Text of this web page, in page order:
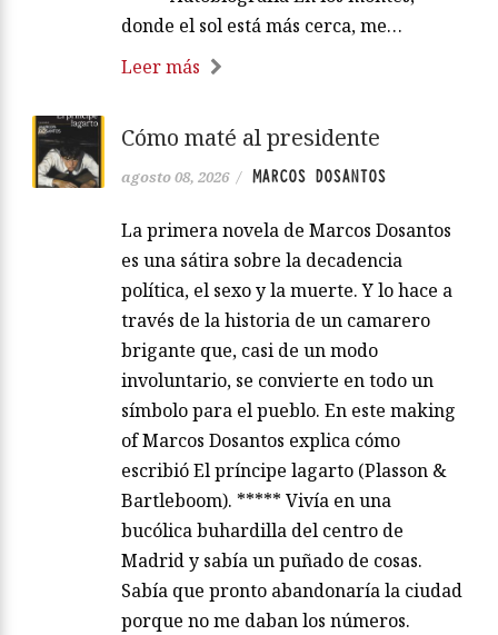
donde el sol está más cerca, me…
Leer más
Cómo maté al presidente
agosto 08, 2026 / MARCOS DOSANTOS
La primera novela de Marcos Dosantos
es una sátira sobre la decadencia
política, el sexo y la muerte. Y lo hace a
través de la historia de un camarero
brigante que, casi de un modo
involuntario, se convierte en todo un
símbolo para el pueblo. En este making
of Marcos Dosantos explica cómo
escribió El príncipe lagarto (Plasson &
Bartleboom). ***** Vivía en una
bucólica buhardilla del centro de
Madrid y sabía un puñado de cosas.
Sabía que pronto abandonaría la ciudad
porque no me daban los números.